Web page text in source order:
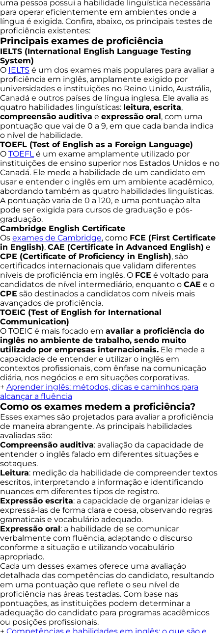
uma pessoa possui a habilidade linguística necessária
para operar eficientemente em ambientes onde a
língua é exigida. Confira, abaixo, os principais testes de
proficiência existentes:
Principais exames de proficiência
IELTS (International English Language Testing
System)
O IELTS é um dos exames mais populares para avaliar a
proficiência em inglês, amplamente exigido por
universidades e instituições no Reino Unido, Austrália,
Canadá e outros países de língua inglesa. Ele avalia as
quatro habilidades linguísticas: leitura, escrita,
compreensão auditiva e expressão oral, com uma
pontuação que vai de 0 a 9, em que cada banda indica
o nível de habilidade.
TOEFL (Test of English as a Foreign Language)
O TOEFLé um exame amplamente utilizado por
instituições de ensino superior nos Estados Unidos e no
Canadá. Ele mede a habilidade de um candidato em
usar e entender o inglês em um ambiente acadêmico,
abordando também as quatro habilidades linguísticas.
A pontuação varia de 0 a 120, e uma pontuação alta
pode ser exigida para cursos de graduação e pós-
graduação.
Cambridge English Certificate
Os exames de Cambridge, como FCE (First Certificate
in English), CAE (Certificate in Advanced English) e
CPE (Certificate of Proficiency in English), são
certificados internacionais que validam diferentes
níveis de proficiência em inglês. O FCE é voltado para
candidatos de nível intermediário, enquanto o CAE e o
CPE são destinados a candidatos com níveis mais
avançados de proficiência.
TOEIC (Test of English for International
Communication)
O TOEIC é mais focado em avaliar a proficiência do
inglês no ambiente de trabalho, sendo muito
utilizado por empresas internacionais. Ele mede a
capacidade de entender e utilizar o inglês em
contextos profissionais, com ênfase na comunicação
diária, nos negócios e em situações corporativas.
+ Aprender inglês: métodos, dicas e caminhos para
alcançar a fluência
Como os exames medem a proficiência?
Esses exames são projetados para avaliar a proficiência
de maneira abrangente. As principais habilidades
avaliadas são:
Compreensão auditiva: avaliação da capacidade de
entender o inglês falado em diferentes situações e
sotaques.
Leitura: medição da habilidade de compreender textos
escritos, interpretando a informação e identificando
nuances em diferentes tipos de registro.
Expressão escrita: a capacidade de organizar ideias e
expressá-las de forma clara e coesa, observando regras
gramaticais e vocabulário adequado.
Expressão oral: a habilidade de se comunicar
verbalmente com fluência, adaptando o discurso
conforme a situação e utilizando vocabulário
apropriado.
Cada um desses exames oferece uma avaliação
detalhada das competências do candidato, resultando
em uma pontuação que reflete o seu nível de
proficiência nas áreas testadas. Com base nas
pontuações, as instituições podem determinar a
adequação do candidato para programas acadêmicos
ou posições profissionais.